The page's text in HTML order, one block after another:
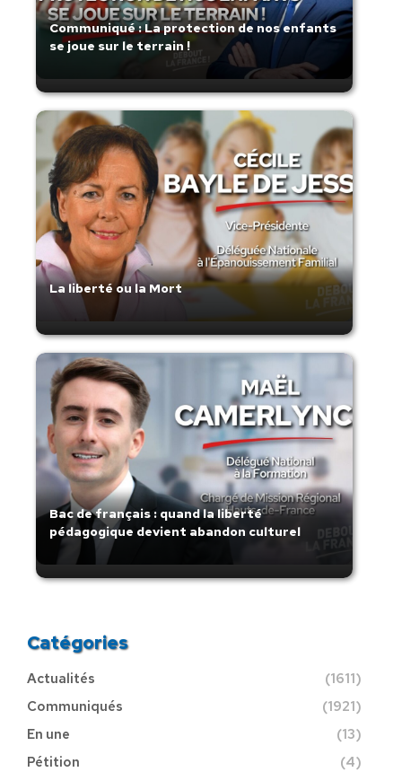
Communiqué : La protection de nos enfants
se joue sur le terrain !
La liberté ou la Mort
Bac de français : quand la liberté
pédagogique devient abandon culturel
Catégories
Actualités
(1611)
Communiqués
(1921)
En une
(13)
Pétition
(4)